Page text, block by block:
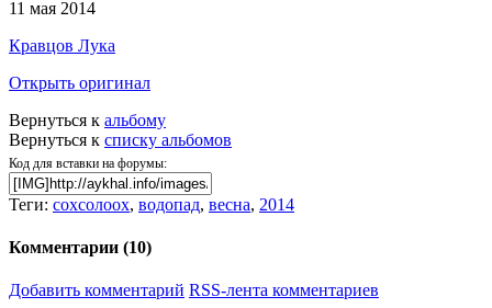
11 мая 2014
Кравцов Лука
Открыть оригинал
Вернуться к альбому
Вернуться к списку альбомов
Код для вставки на форумы:
Теги: сохсолоох, водопад, весна, 2014
Комментарии (10)
Добавить комментарий RSS-лента комментариев